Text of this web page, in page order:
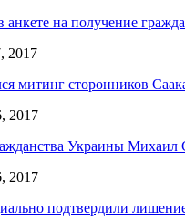
на получение
2017
митинг сторонников
2017
Украины Михаил
2017
подтвердили